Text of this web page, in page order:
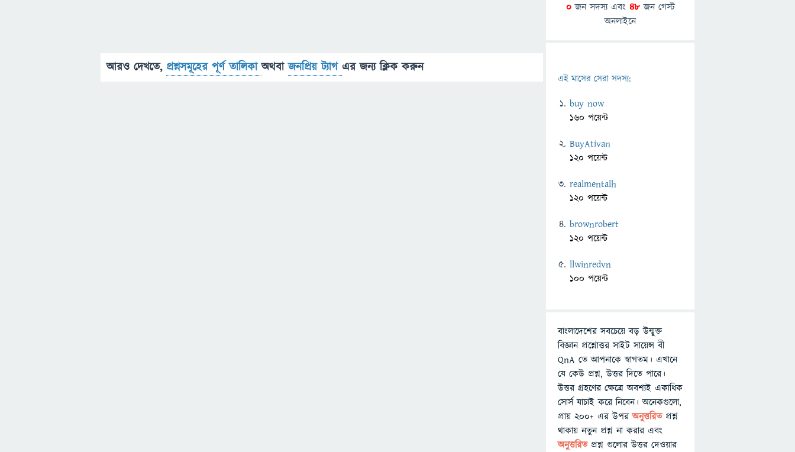
আরও দেখতে, প্রশ্নসমূহের পূর্ণ তালিকাঅথবাজনপ্রিয় ট্যাগ এর জন্য ক্লিক করুন
0জন সদস্য এবং 48জন গেস্ট
অনলাইনে
এই মাসের সেরা সদস্য:
buy now
160 পয়েন্ট
BuyAtivan
120 পয়েন্ট
realmentalh
120 পয়েন্ট
brownrobert
120 পয়েন্ট
llwinredvn
100 পয়েন্ট
বাংলাদেশের সবচেয়ে বড় উন্মুক্ত
বিজ্ঞান প্রশ্নোত্তর সাইট সায়েন্স বী
QnA তে আপনাকে স্বাগতম। এখানে
যে কেউ প্রশ্ন, উত্তর দিতে পারে।
উত্তর গ্রহণের ক্ষেত্রে অবশ্যই একাধিক
সোর্স যাচাই করে নিবেন। অনেকগুলো,
প্রায় ২০০+ এর উপরঅনুত্তরিতপ্রশ্ন
থাকায় নতুন প্রশ্ন না করার এবং
অনুত্তরিত প্রশ্ন গুলোর উত্তর দেওয়ার